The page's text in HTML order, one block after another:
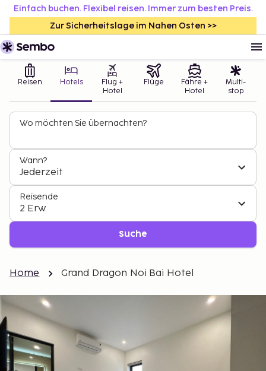
Einfach buchen. Flexibel reisen. Immer zum besten Preis.
Zur Sicherheitslage im Nahen Osten >>
Reisen Hotels
Flug +
Hotel
Flüge
Fähre +
Hotel
Multi-
stop
Wo möchten Sie übernachten?
Wann?
Jederzeit
Reisende
2 Erw.
Suche
Home Grand Dragon Noi Bai Hotel